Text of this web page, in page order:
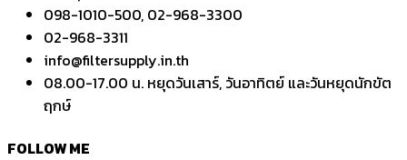
098-1010-500, 02-968-3300
02-968-3311
info@filtersupply.in.th
08.00-17.00 น. หยุดวันเสาร์, วันอาทิตย์ และวันหยุดนักขัต
ฤกษ์
FOLLOW ME